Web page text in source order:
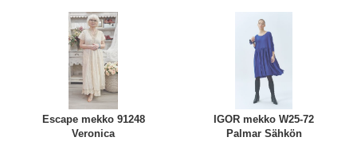
Escape mekko 91248
Veronica
IGOR mekko W25-72
Palmar Sähkön